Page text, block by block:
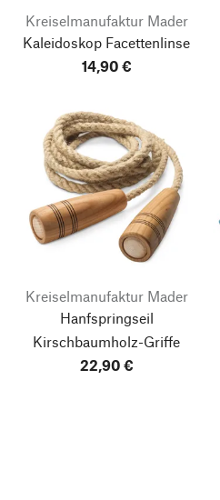
Kreiselmanufaktur Mader
Kaleidoskop Facettenlinse
14,90 €
Kreiselmanufaktur Mader
Hanfspringseil
Kirschbaumholz-Griffe
22,90 €